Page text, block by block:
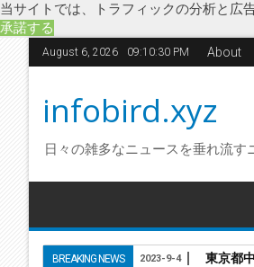
当サイトでは、トラフィックの分析と広
承諾する
August 6, 2026 09:10:31 PM About
infobird.xyz
日々の雑多なニュースを垂れ流す
BREAKING NEWS 東京都
2023-9-4